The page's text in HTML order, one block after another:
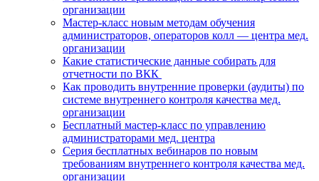
организации
Мастер-класс новым методам обучения
администраторов, операторов колл — центра мед.
организации
Какие статистические данные собирать для
отчетности по ВКК
Как проводить внутренние проверки (аудиты) по
системе внутреннего контроля качества мед.
организации
Бесплатный мастер-класс по управлению
администраторами мед. центра
Серия бесплатных вебинаров по новым
требованиям внутреннего контроля качества мед.
организации